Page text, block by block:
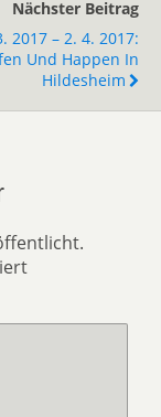
Nächster Beitrag
2017 – 2. 4. 2017:
Und Happen In
Hildesheim